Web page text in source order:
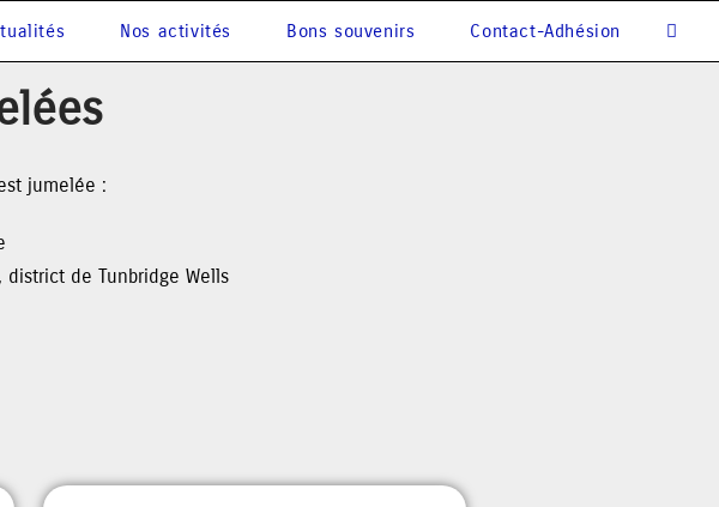
Nos activités Bons souvenirs Contact-Adhésion
jumelée :
de Tunbridge Wells